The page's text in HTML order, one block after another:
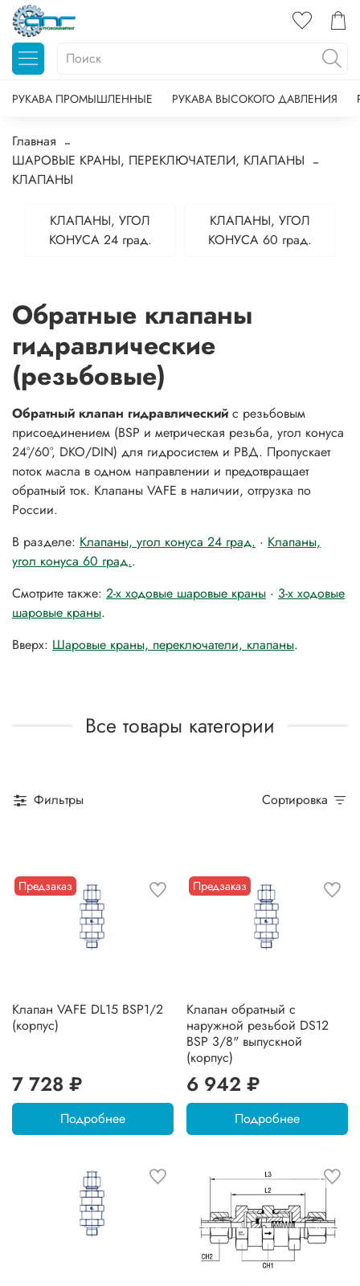
РУКАВА ПРОМЫШЛЕННЫЕ РУКАВА ВЫСОКОГО ДАВЛЕНИЯ
Главная
ШАРОВЫЕ КРАНЫ, ПЕРЕКЛЮЧАТЕЛИ, КЛАПАНЫ
КЛАПАНЫ
КЛАПАНЫ, УГОЛ
КОНУСА 24 град.
КЛАПАНЫ, УГОЛ
КОНУСА 60 град.
Обратные клапаны
гидравлические
(резьбовые)
Обратный клапан гидравлический с резьбовым
присоединением (BSP и метрическая резьба, угол конуса
24°/60°, DKO/DIN) для гидросистем и РВД. Пропускает
поток масла в одном направлении и предотвращает
обратный ток. Клапаны VAFE в наличии, отгрузка по
России.
В разделе: Клапаны, угол конуса 24 град. · Клапаны,
угол конуса 60 град..
Смотрите также: 2-х ходовые шаровые краны · 3-х ходовые
шаровые краны.
Вверх: Шаровые краны, переключатели, клапаны.
Все товары категории
Фильтры Сортировка
Предзаказ
Клапан VAFE DL15 BSP1/2
(корпус)
7 728 ₽
Подробнее
Предзаказ
Клапан обратный с
наружной резьбой DS12
BSP 3/8" выпускной
(корпус)
6 942 ₽
Подробнее